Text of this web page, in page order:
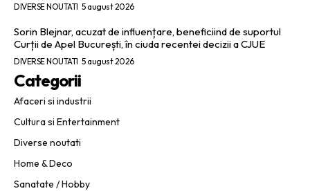
DIVERSE NOUTATI 5 august 2026
Sorin Blejnar, acuzat de influențare, beneficiind de suportul
Curții de Apel București, în ciuda recentei decizii a CJUE
DIVERSE NOUTATI 5 august 2026
Categorii
Afaceri si industrii
Cultura si Entertainment
Diverse noutati
Home & Deco
Sanatate / Hobby